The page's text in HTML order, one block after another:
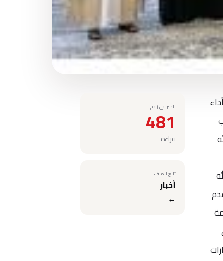
أداء
الله
الخبر في رقم
481
قراءة
تابع الملف
أخبار
←